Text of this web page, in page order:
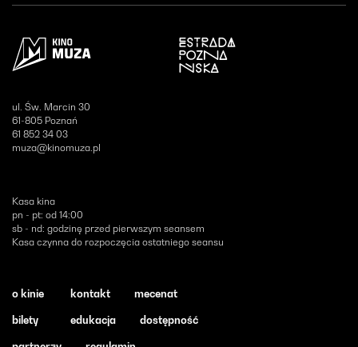
Otwiera się w nowym oknie
ul. Św. Marcin 30
61-805 Poznań
61 852 34 03
muza@kinomuza.pl
Kasa kina
pn - pt: od 14:00
sb - nd: godzinę przed pierwszym seansem
Kasa czynna do rozpoczęcia ostatniego seansu
o kinie kontakt mecenat
bilety edukacja dostępność